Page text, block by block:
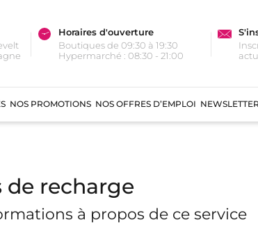
Horaires d'ouverture
Boutiques de 09:30 à 19:30
Hypermarché : 08:30 - 21:00
NOS PROMOTIONS NOS OFFRES D’EMPLOI NEWSLETTER
de recharge
à propos de ce service